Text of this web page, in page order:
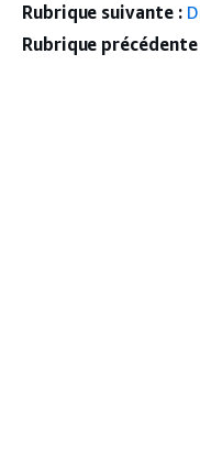
Rubrique suivante :
Rubrique précédente